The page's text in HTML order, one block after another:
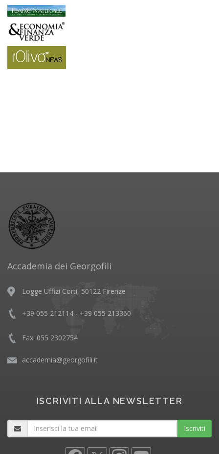
Accademia dei Georgofili
Logge Uffizi Corti, 50122 Firenze
+39 055 212114 - +39 055 213360
Fax: 055 2302754
accademia@georgofili.it
ISCRIVITI ALLA NEWSLETTER
Iscriviti